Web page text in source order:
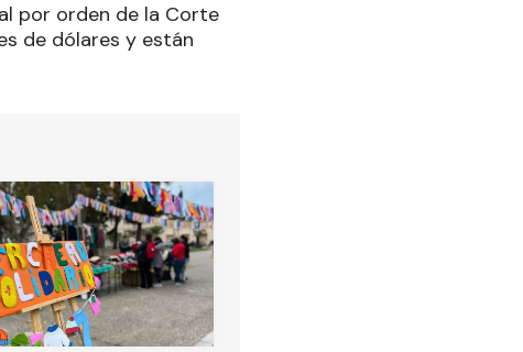
por orden de la Corte
de dólares y están